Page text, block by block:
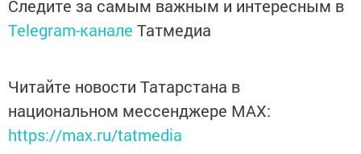
Следите за самым важным и интересным в
Telegram-канале Татмедиа
Читайте новости Татарстана в
национальном мессенджере MАХ:
https://max.ru/tatmedia